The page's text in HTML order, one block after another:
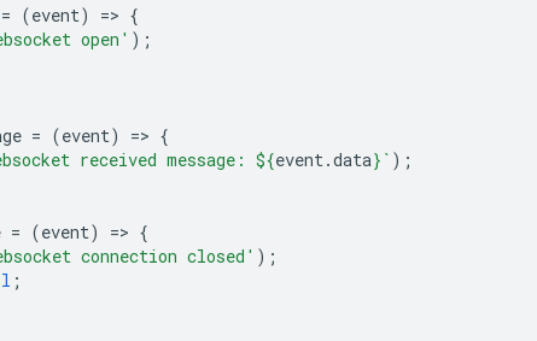
= (event) => {
open' );
= (event) => {
received message: ${event.data} ` );
= (event) => {
connection closed' );
;